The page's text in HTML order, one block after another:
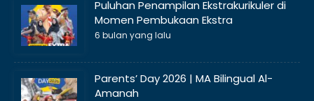
Puluhan Penampilan Ekstrakurikuler di
Momen Pembukaan Ekstra
6 bulan yang lalu
Parents’ Day 2026 | MA Bilingual Al-
Amanah